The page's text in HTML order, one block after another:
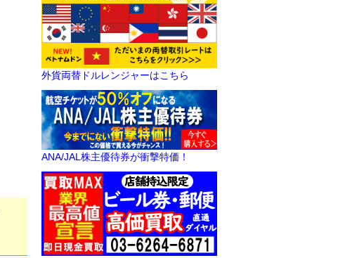
外貨両替ドルレンジャーはこちら
ANA/JAL株主優待券が衝撃特価！